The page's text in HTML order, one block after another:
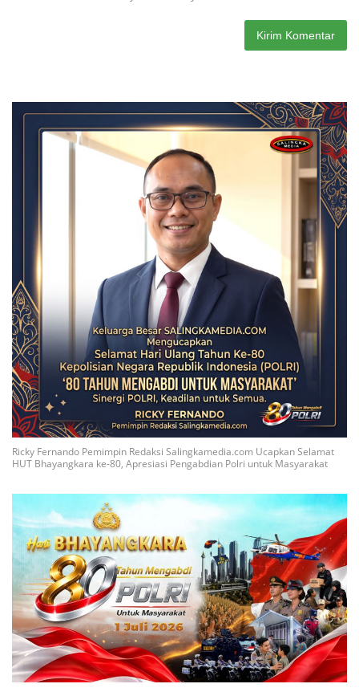
Ricky Fernando Pemimpin Redaksi Salingkamedia.com Ucapkan Selamat
HUT Bhayangkara ke-80, Apresiasi Pengabdian Polri untuk Masyarakat